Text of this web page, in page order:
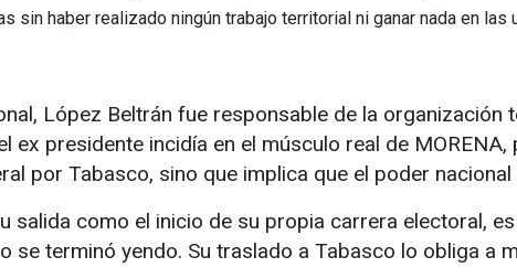
haber realizado ningún trabajo territorial ni ganar nada en las
López Beltrán fue responsable de la organización
ex presidente incidía en el músculo real de
por Tabasco, sino que implica que el poder
salida como el inicio de su propia carrera electoral,
se terminó yendo. Su traslado a Tabasco lo obliga a